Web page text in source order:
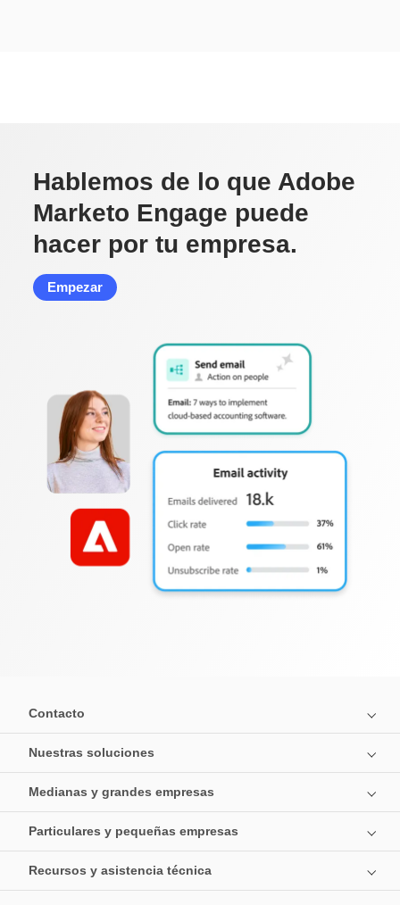
Hablemos de lo que Adobe
Marketo Engage puede
hacer por tu empresa.
Empezar
Contacto
Nuestras soluciones
Medianas y grandes empresas
Particulares y pequeñas empresas
Recursos y asistencia técnica